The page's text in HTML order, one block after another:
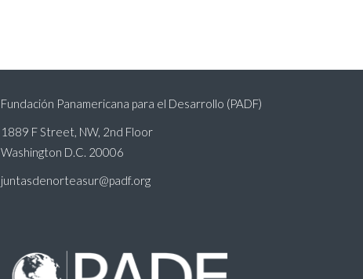
Fundación Panamericana para el Desarrollo (PADF)
1889 F Street, NW, 2nd Floor
Washington D.C. 20006
juntasdenorteasur@padf.org